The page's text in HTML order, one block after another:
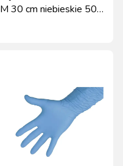
M 30 cm niebieskie 50